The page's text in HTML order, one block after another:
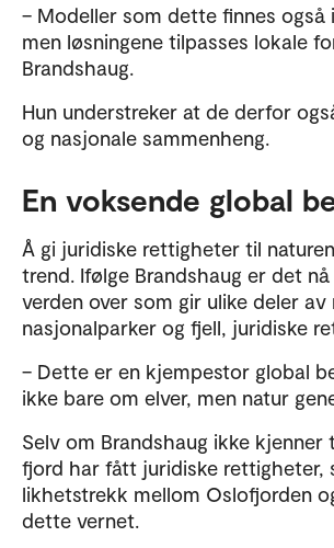
– Modeller som dette finnes også
men løsningene tilpasses lokale
Brandshaug.
Hun understreker at de derfor
og nasjonale sammenheng.
En voksende global
Å gi juridiske rettigheter til
trend. Ifølge Brandshaug er det
verden over som gir ulike deler av
nasjonalparker og fjell, juridiske
– Dette er en kjempestor global
ikke bare om elver, men natur
Selv om Brandshaug ikke
fjord har fått juridiske rettigheter,
likhetstrekk mellom Oslofjorden
dette vernet.